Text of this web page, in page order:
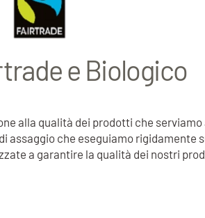
e Biologico
alla qualità dei prodotti che
assaggio che eseguiamo
a garantire la qualità dei nostri